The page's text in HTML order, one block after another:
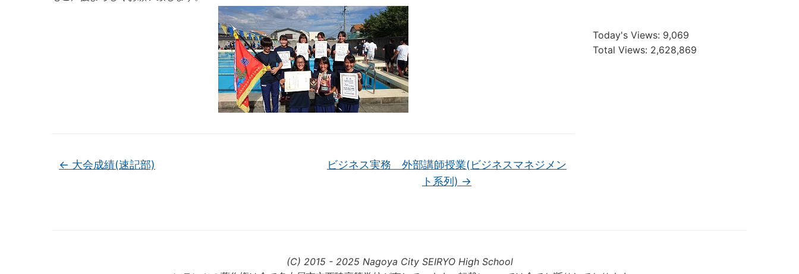
← 大会成績(速記部)
ビジネス実務 外部講師授業(ビジネスマネジメン
ト系列) →
Today's Views: 9,069
Total Views: 2,628,869
(C) 2015 - 2025 Nagoya City SEIRYO High School